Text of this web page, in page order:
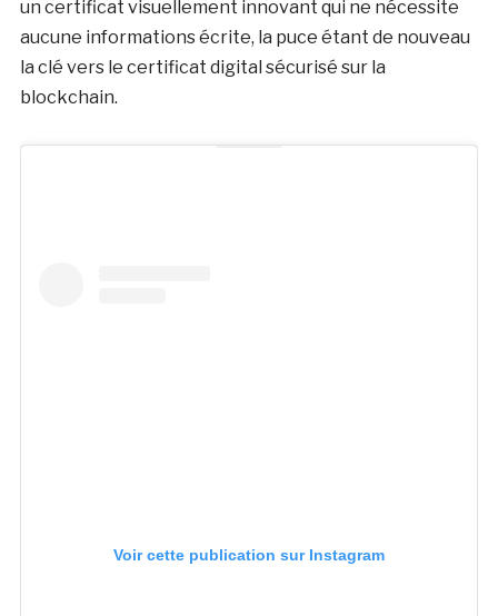
un certificat visuellement innovant qui ne nécessite
aucune informations écrite, la puce étant de nouveau
la clé vers le certificat digital sécurisé sur la
blockchain.
Voir cette publication sur Instagram